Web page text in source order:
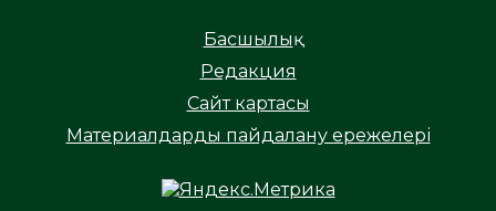
Басшылық
Редакция
Сайт картасы
Материалдарды пайдалану ережелері